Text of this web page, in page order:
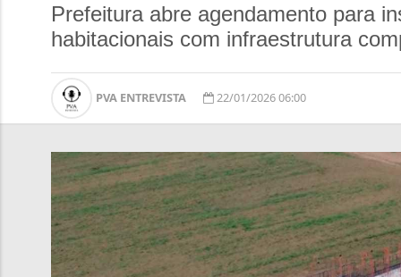
Prefeitura abre agendamento para
habitacionais com infraestrutura
PVA ENTREVISTA 22/01/2026 06:00